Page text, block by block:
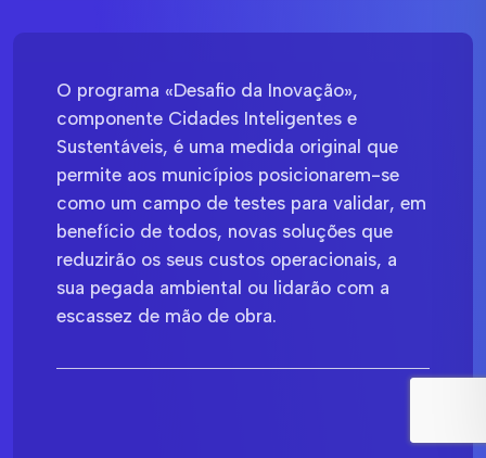
O programa «Desafio da Inovação»,
componente Cidades Inteligentes e
Sustentáveis, é uma medida original que
permite aos municípios posicionarem-se
como um campo de testes para validar, em
benefício de todos, novas soluções que
reduzirão os seus custos operacionais, a
sua pegada ambiental ou lidarão com a
escassez de mão de obra.